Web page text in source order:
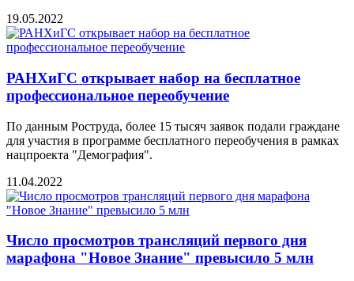
19.05.2022
РАНХиГС открывает набор на бесплатное
профессиональное переобучение
По данным Роструда, более 15 тысяч заявок подали граждане
для участия в программе бесплатного переобучения в рамках
нацпроекта "Демография".
11.04.2022
Число просмотров трансляций первого дня
марафона "Новое Знание" превысило 5 млн